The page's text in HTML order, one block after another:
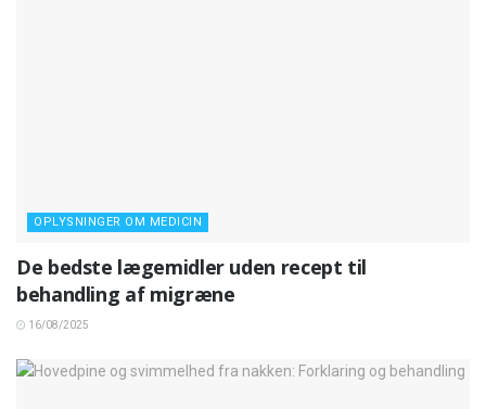
OPLYSNINGER OM MEDICIN
De bedste lægemidler uden recept til
behandling af migræne
16/08/2025